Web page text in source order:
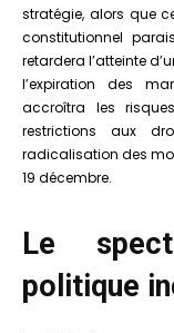
stratégie, alors que
constitutionnel
retardera l’atteinte
l’expiration des
accroîtra les
restrictions aux
radicalisation des
19 décembre.
Le
politique